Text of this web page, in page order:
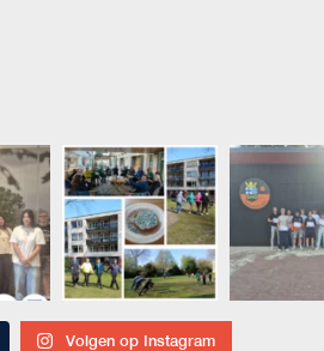
Volgen op Instagram